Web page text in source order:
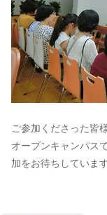
ご参加くださった皆
オープンキャンパス
加をお待ちしていま